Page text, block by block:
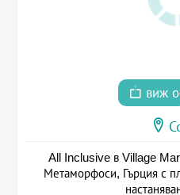
виж
All Inclusive в Village
Метаморфоси, Гърция с